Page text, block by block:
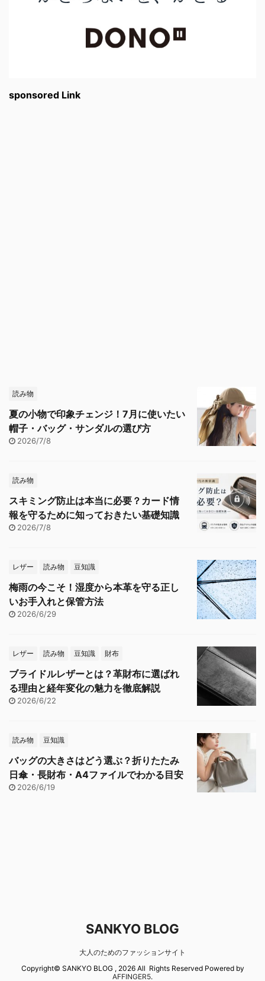
sponsored Link
読み物
夏の小物で印象チェンジ！7月に使いたい
帽子・バッグ・サンダルの選び方
2026/7/8
読み物
スキミング防止は本当に必要？カード情
報を守るために知っておきたい基礎知識
2026/7/8
レザー 読み物 豆知識
梅雨の今こそ！湿度から本革を守る正し
いお手入れと保管方法
2026/6/29
レザー 読み物 豆知識 財布
ブライドルレザーとは？革財布に選ばれ
る理由と経年変化の魅力を徹底解説
2026/6/22
読み物 豆知識
バッグの大きさはどう選ぶ？折りたたみ
日傘・長財布・A4ファイルでわかる目安
2026/6/19
SANKYO BLOG
大人のためのファッションサイト
Copyright© SANKYO BLOG , 2026 All Rights Reserved Powered by
AFFINGER5.